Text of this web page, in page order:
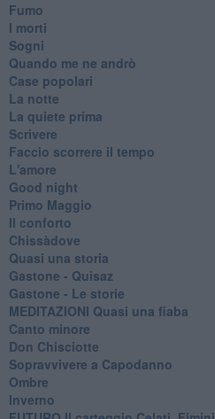
Fumo
I morti
Sogni
Quando me ne andrò
Case popolari
La notte
La quiete prima
Scrivere
Faccio scorrere il tempo
L'amore
Good night
Primo Maggio
Il conforto
Chissàdove
Quasi una storia
Gastone - Quisaz
Gastone - Le storie
MEDITAZIONI Quasi una fiaba
Canto minore
Don Chisciotte
Sopravvivere a Capodanno
Ombre
Inverno